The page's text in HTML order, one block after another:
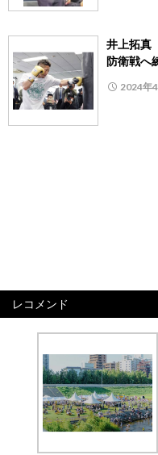
井上拓真
防衛戦へ
2024年
レコメンド